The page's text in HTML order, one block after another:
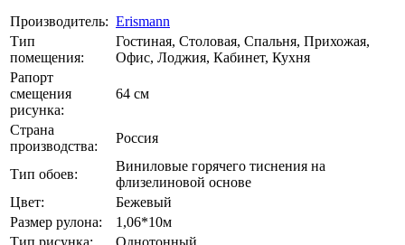
Производитель: Erismann
Тип
помещения:
Гостиная, Столовая, Спальня, Прихожая,
Офис, Лоджия, Кабинет, Кухня
Рапорт
смещения
рисунка:
64 см
Страна
производства:
Россия
Тип обоев:
Виниловые горячего тиснения на
флизелиновой основе
Цвет:
Бежевый
Размер рулона:
1,06*10м
Тип рисунка:
Однотонный